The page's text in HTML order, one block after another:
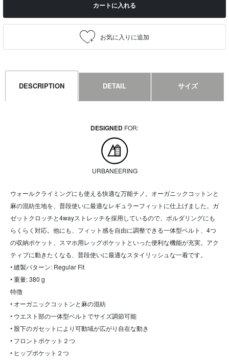
カートに入れる
DESCRIPTION DETAIL サイズ
DESIGNED FOR:
URBANEERING
ウォールクライミングにも使える快適な万能チノ。オーガニックコットンと
麻の混紡生地を、普段使いに最適なレギュラーフィットに仕上げました。ガ
ゼットクロッチと4wayストレッチを採用しているので、ボルダリングにも
らくらく対応。他にも、フィット感を自由に調整できる一体型ベルト、4つ
の収納ポケット、スマホ用レッグポケットといった便利な機能が充実。アク
ティブに動きたくなる、普段使いに最適なスタイリッシュな一着です。
• 縫製パターン: Regular Fit
• 重量: 380 g
特徴
• オーガニックコットンと麻の混紡
• ウエスト部の一体型ベルトでサイズ調節可能
• 股下のガセットにより可動域が広がり自在な動き
• フロントポケット２つ
• ヒップポケット２つ